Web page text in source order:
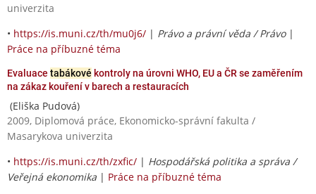
univerzita
• https://is.muni.cz/th/mu0j6/ | Právo a právní věda / Právo|
Práce na příbuzné téma
Evaluace tabákové kontroly na úrovni WHO, EU a ČR se zaměřením
na zákaz kouření v barech a restauracích
(Eliška Pudová)
2009, Diplomová práce, Ekonomicko-správní fakulta /
Masarykova univerzita
• https://is.muni.cz/th/zxfic/ | Hospodářská politika a správa /
Veřejná ekonomika | Práce na příbuzné téma